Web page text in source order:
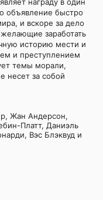
награду в один
объявление быстро
и вскоре за дело
заработать
историю мести и
и преступлением
темы морали,
несет за собой
Жан Андерсон,
Платт, Даниэль
Вэс Блэквуд и